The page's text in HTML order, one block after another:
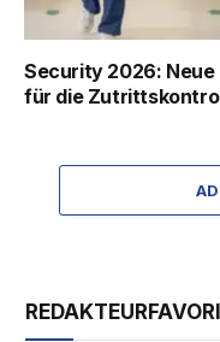
Security 2026:
für die